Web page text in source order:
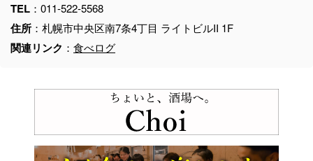
TEL ：011-522-5568
住所 ：札幌市中央区南7条4丁目 ライトビルII 1F
関連リンク ： 食べログ